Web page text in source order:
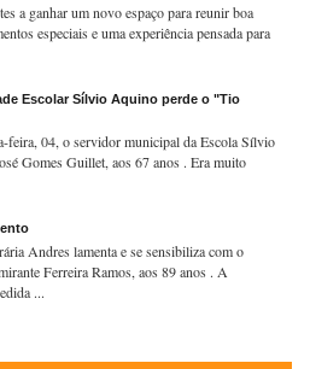
a ganhar um novo espaço para reunir boa
especiais e uma experiência pensada para
Escolar Sílvio Aquino perde o "Tio
feira, 04, o servidor municipal da Escola Sílvio
Gomes Guillet, aos 67 anos . Era muito
Andres lamenta e se sensibiliza com o
Ferreira Ramos, aos 89 anos . A
...